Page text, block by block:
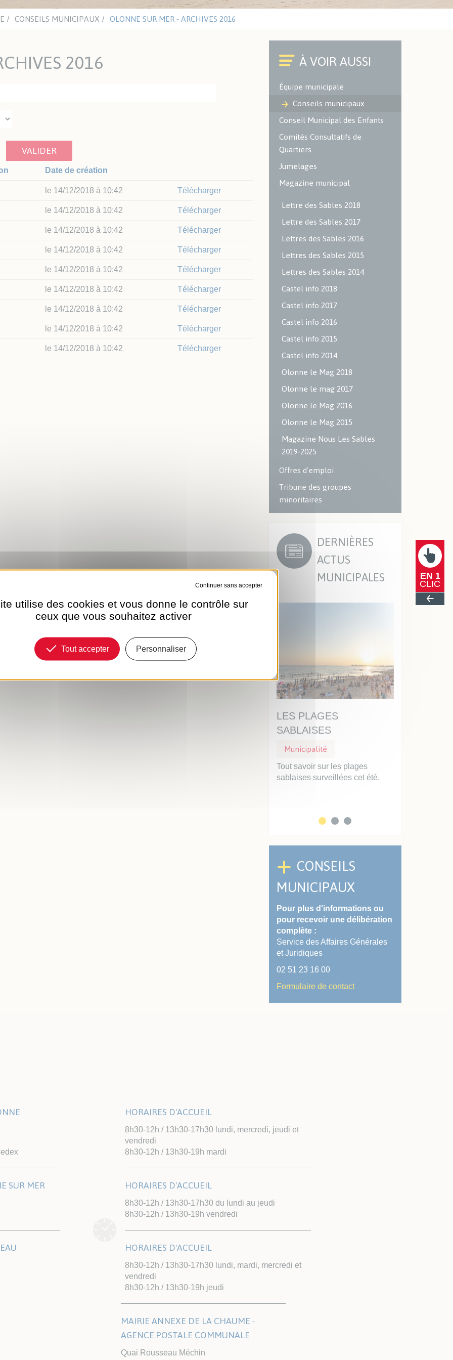
EN 1
CLIC
Cimetières
Office du Commerce et de
Police Municipale
Automatisée des Plaques
d'Immatriculation (LAPI)
ET URBANISME
Unique de
d'Urbanisme
sur la Publicité
Santé et sécurité
ENVIRONNEMENT -
ESPACES VERTS
et naturels sur le territoire
Les espaces verts
Environnement
Les Sables Nautisme
Sports Océan
ACTUALITÉS SPORTIVES
CONSEILS MUNICIPAUX OLONNE SUR MER - ARCHIVES 2016
2016
VALIDER
Date de création
le 14/12/2018 à 10:42 Télécharger
le 14/12/2018 à 10:42 Télécharger
le 14/12/2018 à 10:42 Télécharger
le 14/12/2018 à 10:42 Télécharger
le 14/12/2018 à 10:42 Télécharger
le 14/12/2018 à 10:42 Télécharger
le 14/12/2018 à 10:42 Télécharger
le 14/12/2018 à 10:42 Télécharger
le 14/12/2018 à 10:42 Télécharger
Équipe municipale
Conseils municipaux
Conseil Municipal des Enfants
Comités Consultatifs de
Quartiers
Jumelages
Magazine municipal
Lettre des Sables 2018
Lettre des Sables 2017
Lettres des Sables 2016
Lettres des Sables 2015
Lettres des Sables 2014
Castel info 2018
Castel info 2017
Castel info 2016
Castel info 2015
Castel info 2014
Olonne le Mag 2018
Olonne le mag 2017
Olonne le Mag 2016
Olonne le Mag 2015
Magazine Nous Les Sables
2019-2025
Offres d'emploi
Tribune des groupes
minoritaires
DERNIÈRES
ACTUS
MUNICIPALES
LES PLAGES
SABLAISES
Municipalité
Tout savoir sur les plages
sablaises surveillées cet été.
CONSEILS
MUNICIPAUX
Pour plus d'informations ou
pour recevoir une délibération
complète :
Service des Affaires Générales
et Juridiques
02 51 23 16 00
Formulaire de contact
HORAIRES D'ACCUEIL
8h30-12h / 13h30-17h30 lundi, mercredi, jeudi et
vendredi
8h30-12h / 13h30-19h mardi
SUR MER HORAIRES D'ACCUEIL
8h30-12h / 13h30-17h30 du lundi au jeudi
8h30-12h / 13h30-19h vendredi
HORAIRES D'ACCUEIL
8h30-12h / 13h30-17h30 lundi, mardi, mercredi et
vendredi
8h30-12h / 13h30-19h jeudi
MAIRIE ANNEXE DE LA CHAUME -
AGENCE POSTALE COMMUNALE
Quai Rousseau Méchin
utilise des cookies et vous donne le contrôle sur
ceux que vous souhaitez activer
Tout accepter Personnaliser